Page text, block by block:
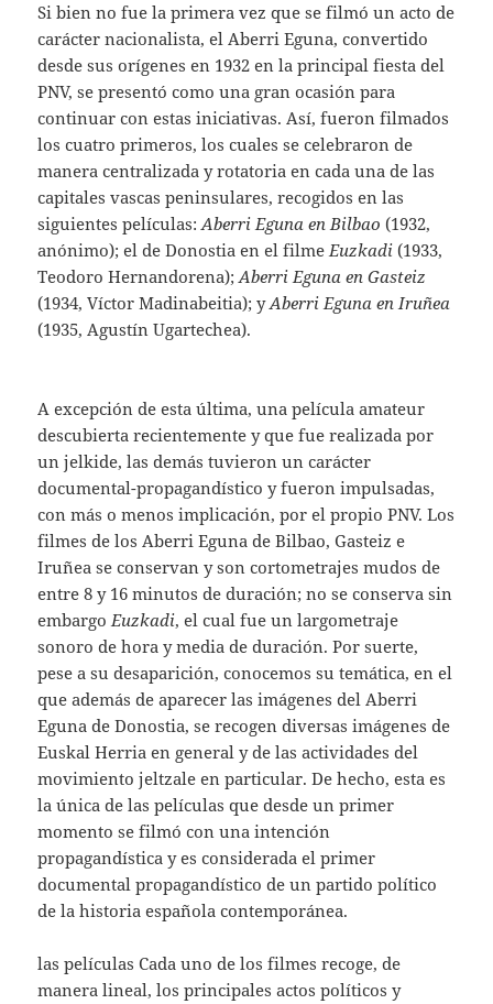
Si bien no fue la primera vez que se filmó un acto de
carácter nacionalista, el Aberri Eguna, convertido
desde sus orígenes en 1932 en la principal fiesta del
PNV, se presentó como una gran ocasión para
continuar con estas iniciativas. Así, fueron filmados
los cuatro primeros, los cuales se celebraron de
manera centralizada y rotatoria en cada una de las
capitales vascas peninsulares, recogidos en las
siguientes películas:Aberri Eguna en Bilbao (1932,
anónimo); el de Donostia en el filmeEuzkadi (1933,
Teodoro Hernandorena);Aberri Eguna en Gasteiz
(1934, Víctor Madinabeitia); yAberri Eguna en Iruñea
(1935, Agustín Ugartechea).
A excepción de esta última, una película amateur
descubierta recientemente y que fue realizada por
un jelkide, las demás tuvieron un carácter
documental-propagandístico y fueron impulsadas,
con más o menos implicación, por el propio PNV. Los
filmes de los Aberri Eguna de Bilbao, Gasteiz e
Iruñea se conservan y son cortometrajes mudos de
entre 8 y 16 minutos de duración; no se conserva sin
embargo Euzkadi, el cual fue un largometraje
sonoro de hora y media de duración. Por suerte,
pese a su desaparición, conocemos su temática, en el
que además de aparecer las imágenes del Aberri
Eguna de Donostia, se recogen diversas imágenes de
Euskal Herria en general y de las actividades del
movimiento jeltzale en particular. De hecho, esta es
la única de las películas que desde un primer
momento se filmó con una intención
propagandística y es considerada el primer
documental propagandístico de un partido político
de la historia española contemporánea.
las películas Cada uno de los filmes recoge, de
manera lineal, los principales actos políticos y